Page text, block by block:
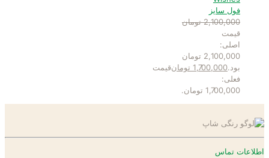
فول سایز
2,100,000 تومان
قیمت
اصلی:
2,100,000 تومان
بود.1,700,000 تومانقیمت
فعلی:
1,700,000 تومان.
اطلاعات تماس